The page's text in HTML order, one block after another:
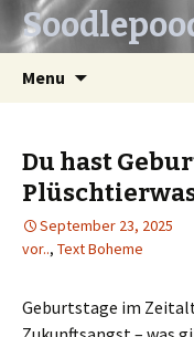
Menu
Du hast
September 23, 2025
vor.., Text Boheme
Geburtstage im